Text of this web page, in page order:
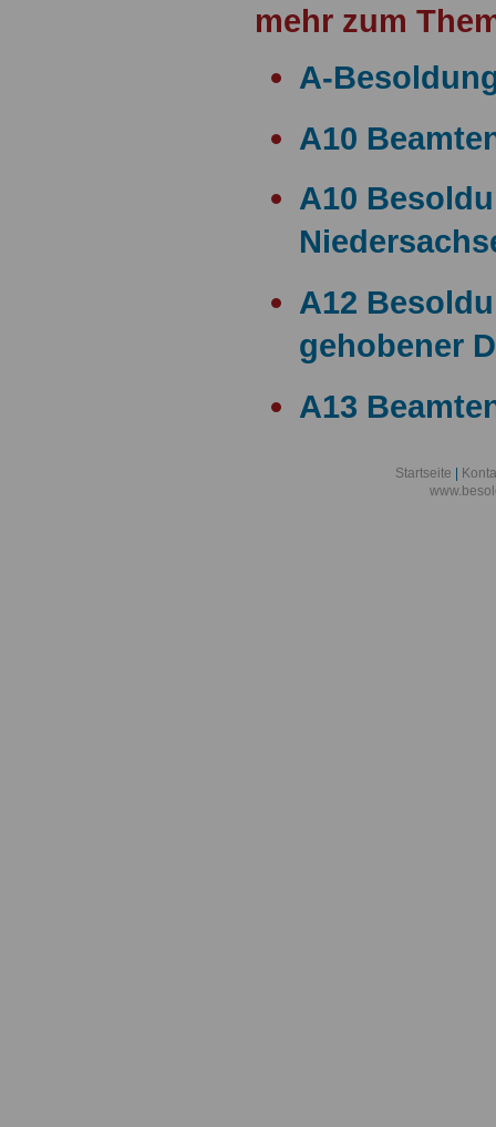
mehr zum
A-
A10
A10
A12
gehobener
A13
A13
Startseite